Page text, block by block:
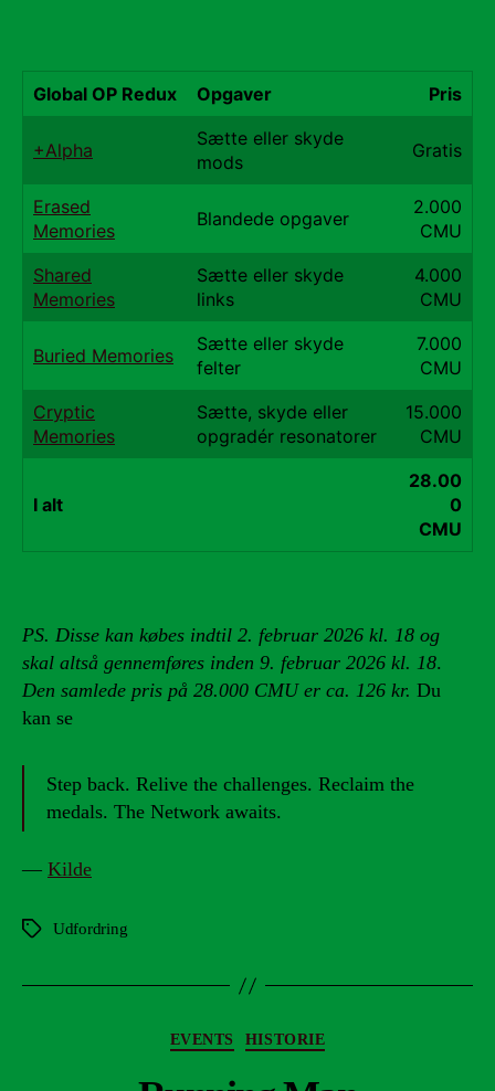
Global OP Redux Opgaver Pris
+Alpha
Sætte eller skyde
mods
Gratis
Erased
Memories
Blandede opgaver
2.000
CMU
Shared
Memories
Sætte eller skyde
links
4.000
CMU
Buried Memories
Sætte eller skyde
felter
7.000
CMU
Cryptic
Memories
Sætte, skyde eller
opgradér resonatorer
15.000
CMU
I alt
28.00
0
CMU
PS. Disse kan købes indtil 2. februar 2026 kl. 18 og
skal altså gennemføres inden 9. februar 2026 kl. 18.
Den samlede pris på 28.000 CMU er ca. 126 kr. Du
kan se
Step back. Relive the challenges. Reclaim the
medals. The Network awaits.
— Kilde
Tags Udfordring
Kategorier
EVENTS HISTORIE